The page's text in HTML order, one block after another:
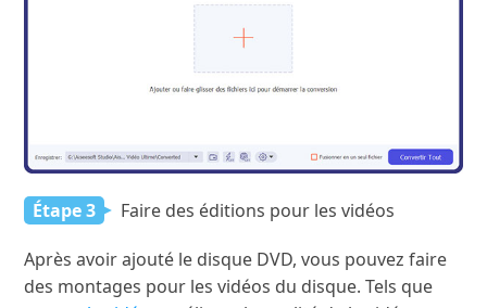
Étape 3 Faire des éditions pour les vidéos
Après avoir ajouté le disque DVD, vous pouvez faire
des montages pour les vidéos du disque. Tels que